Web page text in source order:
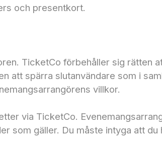
och presentkort.
TicketCo förbehåller sig rätten
att spärra slutanvändare som i
villkor.
via TicketCo.
som gäller. Du måste intyga att